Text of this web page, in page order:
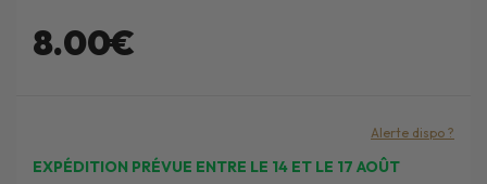
8.00€
EXPÉDITION PRÉVUE ENTRE LE 14 ET LE 17 AOÛT
Alerte dispo ?